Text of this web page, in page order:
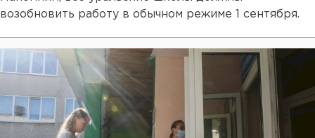
возобновить работу в обычном режиме 1 сентября.